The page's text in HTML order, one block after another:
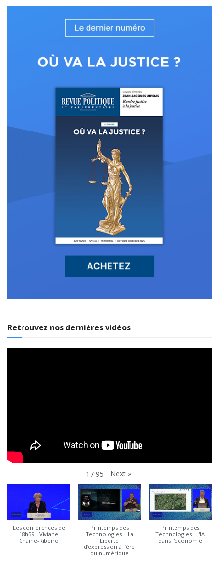
Retrouvez nos dernières vidéos
1 / 95 Next »
Les conférences de
18h59 - Viviane
Chaine-Ribeiro
Printemps des
Technologies – La
Liberté
d’expression à l’ère
du numérique
Printemps des
Technologies – l'IA
dans l'économie